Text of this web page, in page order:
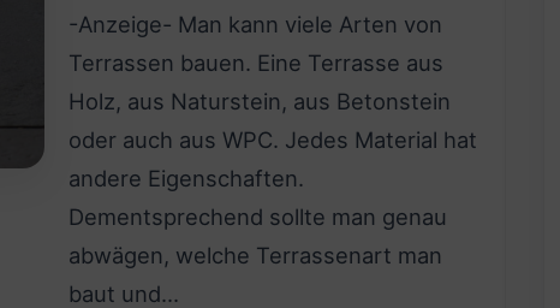
-Anzeige- Man kann viele Arten von
Terrassen bauen. Eine Terrasse aus
Holz, aus Naturstein, aus Betonstein
oder auch aus WPC. Jedes Material hat
andere Eigenschaften.
Dementsprechend sollte man genau
abwägen, welche Terrassenart man
baut und…